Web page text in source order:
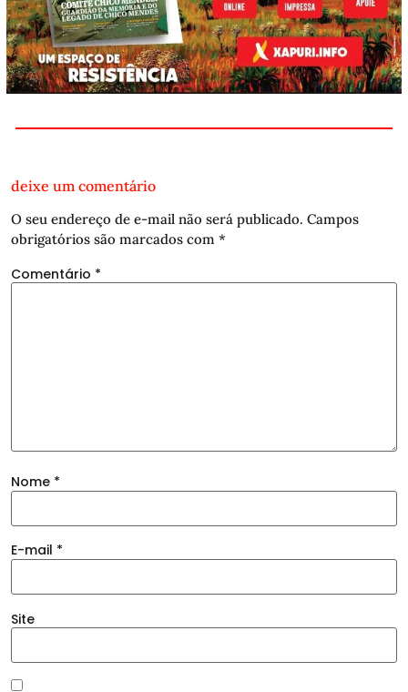
deixe um comentário
O seu endereço de e-mail não será publicado. Campos
obrigatórios são marcados com *
Comentário *
Nome *
E-mail *
Site